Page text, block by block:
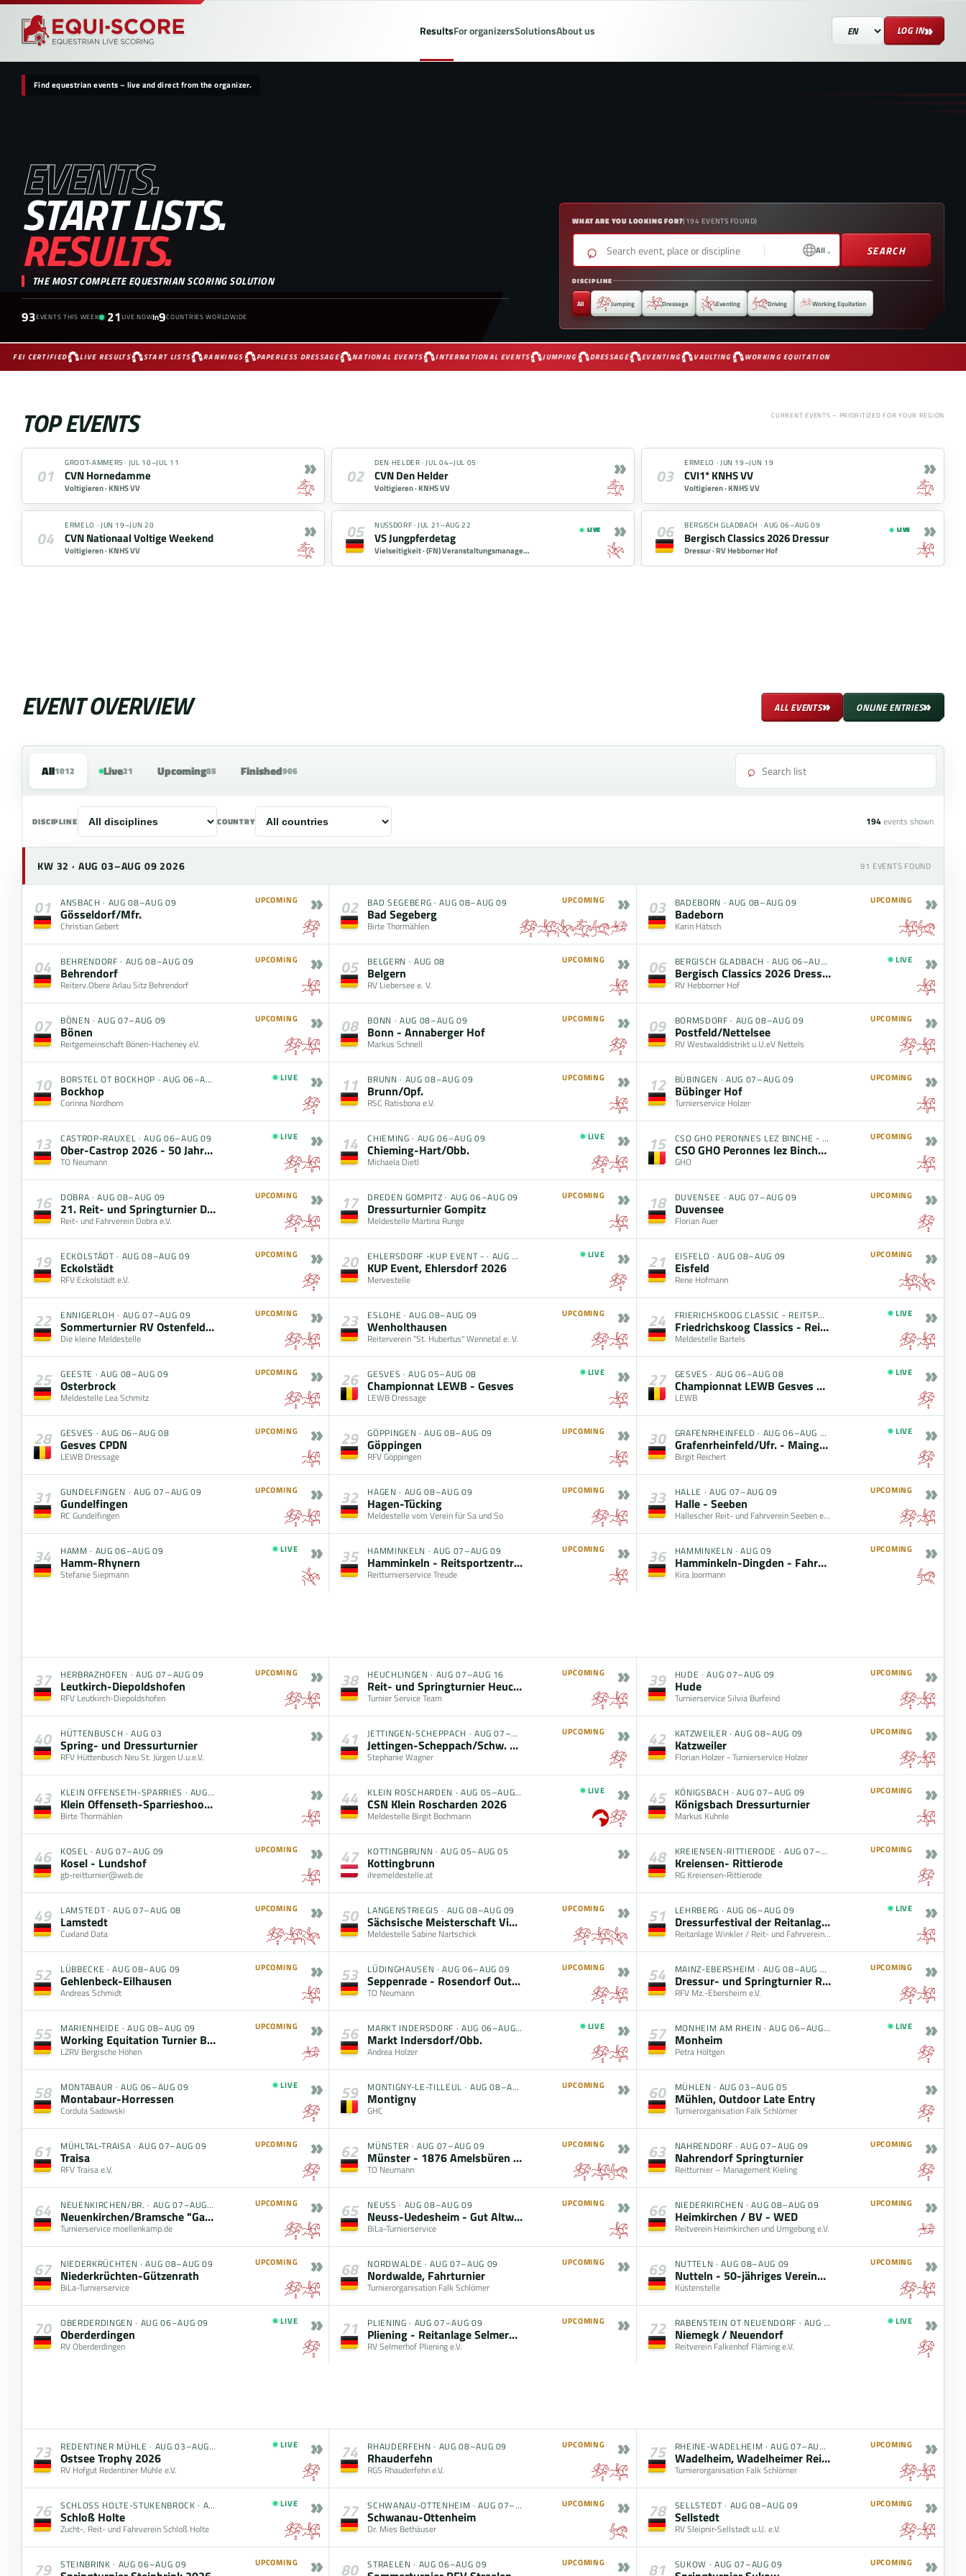
ResultsFor organizersSolutionsAbout us LOG IN»
Find equestrian events – live and direct from the organizer.
EVENTS.
START LISTS.
RESULTS.
THE MOST COMPLETE EQUESTRIAN SCORING SOLUTION
WHAT ARE YOU LOOKING FOR?(194 EVENTS FOUND)
⌕ All⌄ SEARCH
DISCIPLINE
All Jumping Dressage Eventing Driving Working Equitation
93EVENTS THIS WEEK 21LIVE NOWIn9COUNTRIES WORLDWIDE
FEI CERTIFIED LIVE RESULTS START LISTS RANKINGS PAPERLESS DRESSAGE NATIONAL EVENTS INTERNATIONAL EVENTS JUMPING DRESSAGE EVENTING VAULTING WORKING EQUITATION
TOP EVENTS CURRENT EVENTS – PRIORITIZED FOR YOUR REGION
01
GROOT-AMMERS · JUL 10–JUL 11
CVN Hornedamme
Voltigieren ·KNHS VV
» 02
DEN HELDER ·JUL 04–JUL 05
CVN Den Helder
Voltigieren ·KNHS VV
» 03
ERMELO · JUN 19–JUN 19
CVI1* KNHS VV
Voltigieren ·KNHS VV
»
04
ERMELO · JUN 19–JUN 20
CVN Nationaal Voltige Weekend
Voltigieren ·KNHS VV
» 05 NUSSDORF ·JUL 21–AUG 22
VS Jungpferdetag
Vielseitigkeit ·(FN) Veranstaltungsmanager Bernd Müller
LIVE » 06 BERGISCH GLADBACH ·AUG 06–AUG 09
Bergisch Classics 2026 Dressur
Dressur ·RV Hebborner Hof
LIVE »
EVENT OVERVIEW ALL EVENTS» ONLINE ENTRIES»
All1012 Live21 Upcoming85 Finished906 ⌕
DISCIPLINE COUNTRY 194events shown
KW 32 · AUG 03–AUG 09 2026 91 EVENTS FOUND
01 ANSBACH · AUG 08–AUG 09
Gösseldorf/Mfr.
Christian Gebert
UPCOMING » 02 BAD SEGEBERG ·AUG 08–AUG 09
Bad Segeberg
Birte Thormählen
UPCOMING » 03 BADEBORN · AUG 08–AUG 09
Badeborn
Karin Hätsch
UPCOMING »
04 BEHRENDORF · AUG 08–AUG 09
Behrendorf
Reiterv.Obere Arlau Sitz Behrendorf
UPCOMING » 05 BELGERN · AUG 08
Belgern
RV Liebersee e. V.
UPCOMING » 06 BERGISCH GLADBACH · AUG 06–AUG 09
Bergisch Classics 2026 Dressur
RV Hebborner Hof
LIVE »
07 BÖNEN ·AUG 07–AUG 09
Bönen
Reitgemeinschaft Bönen-Hacheney eV.
UPCOMING » 08 BONN · AUG 08–AUG 09
Bonn - Annaberger Hof
Markus Schnell
UPCOMING » 09 BORMSDORF · AUG 08–AUG 09
Postfeld/Nettelsee
RV Westwalddistrikt u.U.eV Nettels
UPCOMING »
10 BORSTEL OT BOCKHOP · AUG 06–AUG 09
Bockhop
Corinna Nordhorn
LIVE » 11 BRUNN · AUG 08–AUG 09
Brunn/Opf.
RSC Ratisbona e.V.
UPCOMING » 12 BÜBINGEN · AUG 07–AUG 09
Bübinger Hof
Turnierservice Holzer
UPCOMING »
13 CASTROP-RAUXEL ·AUG 06–AUG 09
Ober-Castrop 2026 - 50 Jahre Reitgemeinschaft
TO Neumann
LIVE » 14 CHIEMING · AUG 06–AUG 09
Chieming-Hart/Obb.
Michaela Dietl
LIVE » 15 CSO GHO PERONNES LEZ BINCHE - H. STE MARGUERITE · AUG
CSO GHO Peronnes lez Binche - H. Ste Marguerite
GHO
UPCOMING »
16 DOBRA ·AUG 08–AUG 09
21. Reit- und Springturnier Dobra
Reit- und Fahrverein Dobra e.V.
UPCOMING » 17 DREDEN GOMPITZ · AUG 06–AUG 09
Dressurturnier Gompitz
Meldestelle Martina Runge
UPCOMING » 18 DUVENSEE · AUG 07–AUG 09
Duvensee
Florian Auer
UPCOMING »
19 ECKOLSTÄDT · AUG 08–AUG 09
Eckolstädt
RFV Eckolstädt e.V.
UPCOMING » 20 EHLERSDORF -KUP EVENT - · AUG 05–AUG 09
KUP Event, Ehlersdorf 2026
Mervestelle
LIVE » 21 EISFELD ·AUG 08–AUG 09
Eisfeld
Rene Hofmann
UPCOMING »
22 ENNIGERLOH · AUG 07–AUG 09
Sommerturnier RV Ostenfelde-Beelen e.V.
Die kleine Meldestelle
UPCOMING » 23 ESLOHE ·AUG 08–AUG 09
Wenholthausen
Reiterverein "St. Hubertus" Wennetal e. V.
UPCOMING » 24 FRIERICHSKOOG CLASSIC - REITSPORTFESTIVAL AM MEER AUG
Friedrichskoog Classics - Reitsportfestival am Meer
Meldestelle Bartels
LIVE »
25 GEESTE · AUG 08–AUG 09
Osterbrock
Meldestelle Lea Schmitz
UPCOMING » 26 GESVES ·AUG 05–AUG 08
Championnat LEWB - Gesves
LEWB Dressage
LIVE » 27 GESVES · AUG 06–AUG 08
Championnat LEWB Gesves 2026
LEWB
LIVE »
28 GESVES · AUG 06–AUG 08
Gesves CPDN
LEWB Dressage
UPCOMING » 29 GÖPPINGEN ·AUG 08–AUG 09
Göppingen
RFV Göppingen
UPCOMING » 30 GRAFENRHEINFELD · AUG 06–AUG 09
Grafenrheinfeld/Ufr. - Maingau-Classics August 2026
Birgit Reichert
LIVE »
31 GUNDELFINGEN · AUG 07–AUG 09
Gundelfingen
RC Gundelfingen
UPCOMING » 32 HAGEN · AUG 08–AUG 09
Hagen-Tücking
Meldestelle vom Verein für Sa und So
UPCOMING » 33 HALLE · AUG 07–AUG 09
Halle - Seeben
Hallescher Reit- und Fahrverein Seeben e.V.
UPCOMING »
34 HAMM · AUG 06–AUG 09
Hamm-Rhynern
Stefanie Siepmann
LIVE » 35 HAMMINKELN · AUG 07–AUG 09
Hamminkeln - Reitsportzentrum Lichtenholz
Reitturnierservice Treude
UPCOMING » 36 HAMMINKELN ·AUG 09
Hamminkeln-Dingden - Fahrertag WBO
Kira Joormann
UPCOMING »
37 HERBRAZHOFEN · AUG 07–AUG 09
Leutkirch-Diepoldshofen
RFV Leutkirch-Diepoldshofen
UPCOMING » 38 HEUCHLINGEN · AUG 07–AUG 16
Reit- und Springturnier Heuchlingen 2026
Turnier Service Team
UPCOMING » 39 HUDE ·AUG 07–AUG 09
Hude
Turnierservice Silvia Burfeind
UPCOMING »
40 HÜTTENBUSCH ·AUG 03
Spring- und Dressurturnier
RFV Hüttenbusch Neu St. Jürgen U.u.e.V.
» 41 JETTINGEN-SCHEPPACH · AUG 07–AUG 09
Jettingen-Scheppach/Schw. Springturnier
Stephanie Wagner
UPCOMING » 42 KATZWEILER ·AUG 08–AUG 09
Katzweiler
Florian Holzer - Turnierservice Holzer
UPCOMING »
43 KLEIN OFFENSETH-SPARRIES · AUG 05
Klein Offenseth-Sparrieshoop Hengststation Maas J. Hell
Birte Thormählen
» 44 KLEIN ROSCHARDEN · AUG 05–AUG 09
CSN Klein Roscharden 2026
Meldestelle Birgit Bochmann
LIVE » 45 KÖNIGSBACH ·AUG 07–AUG 09
Königsbach Dressurturnier
Markus Kuhnle
UPCOMING »
46 KOSEL ·AUG 07–AUG 09
Kosel - Lundshof
gb-reitturnier@web.de
UPCOMING » 47 KOTTINGBRUNN ·AUG 05–AUG 05
Kottingbrunn
ihremeldestelle.at
» 48 KREIENSEN-RITTIERODE · AUG 07–AUG 09
Kreiensen- Rittierode
RG Kreiensen-Rittierode
UPCOMING »
49 LAMSTEDT ·AUG 07–AUG 08
Lamstedt
Cuxland Data
UPCOMING » 50 LANGENSTRIEGIS · AUG 08–AUG 09
Sächsische Meisterschaft Vielseitigkeit Offene Klasse – gefördert durch den Freistaat Sachsen
Meldestelle Sabine Nartschick
UPCOMING » 51 LEHRBERG · AUG 06–AUG 09
Dressurfestival der Reitanlage Winkler powered by zoells.de GmbH
Reitanlage Winkler / Reit- und Fahrverein Brünst e.V.
LIVE »
52 LÜBBECKE ·AUG 08–AUG 09
Gehlenbeck-Eilhausen
Andreas Schmidt
UPCOMING » 53 LÜDINGHAUSEN ·AUG 06–AUG 09
Seppenrade - Rosendorf Outdoor 2026
TO Neumann
UPCOMING » 54 MAINZ-EBERSHEIM · AUG 08–AUG 09
Dressur- und Springturnier RFV Mz.-Ebersheim (08.08. - 09.08.2026)
RFV Mz.-Ebersheim e.V.
UPCOMING »
55 MARIENHEIDE ·AUG 08–AUG 09
Working Equitation Turnier Bergische Höhen
LZRV Bergische Höhen
UPCOMING » 56 MARKT INDERSDORF · AUG 06–AUG 09
Markt Indersdorf/Obb.
Andrea Holzer
LIVE » 57 MONHEIM AM RHEIN ·AUG 06–AUG 09
Monheim
Petra Höltgen
LIVE »
58 MONTABAUR · AUG 06–AUG 09
Montabaur-Horressen
Cordula Sadowski
LIVE » 59 MONTIGNY-LE-TILLEUL · AUG 08–AUG 09
Montigny
GHC
UPCOMING » 60 MÜHLEN · AUG 03–AUG 05
Mühlen, Outdoor Late Entry
Turnierorganisation Falk Schlömer
»
61 MÜHLTAL-TRAISA ·AUG 07–AUG 09
Traisa
RFV Traisa e.V.
UPCOMING » 62 MÜNSTER · AUG 07–AUG 09
Münster - 1876 Amelsbüren - Sommerturnier 2026
TO Neumann
UPCOMING » 63 NAHRENDORF ·AUG 07–AUG 09
Nahrendorf Springturnier
Reitturnier – Management Kieling
UPCOMING »
64 NEUENKIRCHEN/BR. · AUG 07–AUG 09
Neuenkirchen/Bramsche "Galopp durch die Baustelle"
Turnierservice moellenkamp.de
UPCOMING » 65 NEUSS · AUG 08–AUG 09
Neuss-Uedesheim - Gut Altwahlscheid
BiLa-Turnierservice
UPCOMING » 66 NIEDERKIRCHEN ·AUG 08–AUG 09
Heimkirchen / BV - WED
Reitverein Heimkirchen und Umgebung e.V.
UPCOMING »
67 NIEDERKRÜCHTEN ·AUG 08–AUG 09
Niederkrüchten-Gützenrath
BiLa-Turnierservice
UPCOMING » 68 NORDWALDE ·AUG 07–AUG 09
Nordwalde, Fahrturnier
Turnierorganisation Falk Schlömer
UPCOMING » 69 NUTTELN ·AUG 08–AUG 09
Nutteln - 50-jähriges Vereinsjubiläum
Küstenstelle
UPCOMING »
70 OBERDERDINGEN · AUG 06–AUG 09
Oberderdingen
RV Oberderdingen
LIVE » 71 PLIENING · AUG 07–AUG 09
Pliening - Reitanlage Selmerhof
RV Selmerhof Pliening e.V.
UPCOMING » 72 RABENSTEIN OT NEUENDORF · AUG 06–AUG 09
Niemegk / Neuendorf
Reitverein Falkenhof Fläming e.V.
LIVE »
73 REDENTINER MÜHLE · AUG 03–AUG 09
Ostsee Trophy 2026
RV Hofgut Redentiner Mühle e.V.
LIVE » 74 RHAUDERFEHN · AUG 08–AUG 09
Rhauderfehn
RGS Rhauderfehn e.V.
UPCOMING » 75 RHEINE-WADELHEIM ·AUG 07–AUG 09
Wadelheim, Wadelheimer Reitertage
Turnierorganisation Falk Schlömer
UPCOMING »
76 SCHLOSS HOLTE-STUKENBROCK · AUG 06–AUG 09
Schloß Holte
Zucht-, Reit- und Fahrverein Schloß Holte
LIVE » 77 SCHWANAU-OTTENHEIM ·AUG 07–AUG 09
Schwanau-Ottenheim
Dr. Mies Bethäuser
UPCOMING » 78 SELLSTEDT · AUG 08–AUG 09
Sellstedt
RV Sleipnir-Sellstedt u.U. e.V.
UPCOMING »
79 STEINBRINK · AUG 06–AUG 09 UPCOMING » 80 STRAELEN · AUG 06–AUG 09 UPCOMING » 81 SUKOW · AUG 07–AUG 09 UPCOMING »